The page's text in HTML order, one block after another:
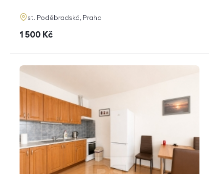
adresa
st. Poděbradská, Praha
cena
1 500 Kč